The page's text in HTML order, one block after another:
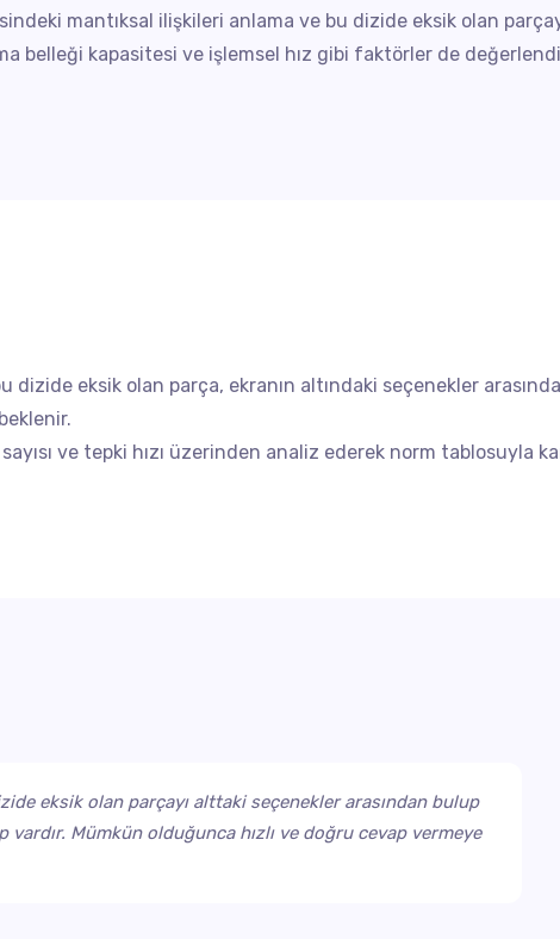
mantıksal ilişkileri anlama ve bu dizide eksik olan
belleği kapasitesi ve işlemsel hız gibi faktörler de
dizide eksik olan parça, ekranın altındaki seçenekler
ve tepki hızı üzerinden analiz ederek norm tablosuyla
eksik olan parçayı alttaki seçenekler arasından bulup
vardır. Mümkün olduğunca hızlı ve doğru cevap vermeye